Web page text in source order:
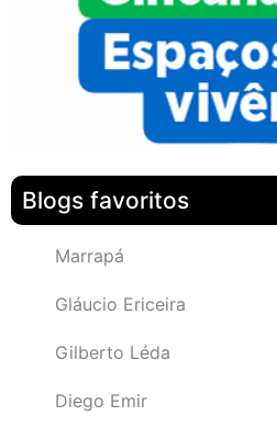
Blogs favoritos
Marrapá
Gláucio Ericeira
Gilberto Léda
Diego Emir